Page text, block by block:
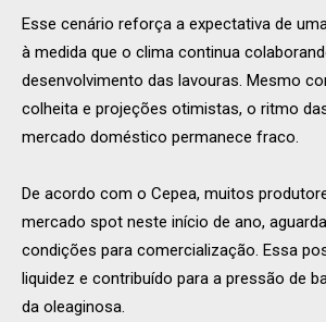
Esse cenário reforça a expectativa de
à medida que o clima continua
desenvolvimento das lavouras. Mesmo
colheita e projeções otimistas, o ritmo
mercado doméstico permanece fraco.
De acordo com o Cepea, muitos
mercado spot neste início de ano,
condições para comercialização. Essa
liquidez e contribuído para a pressão de
da oleaginosa.